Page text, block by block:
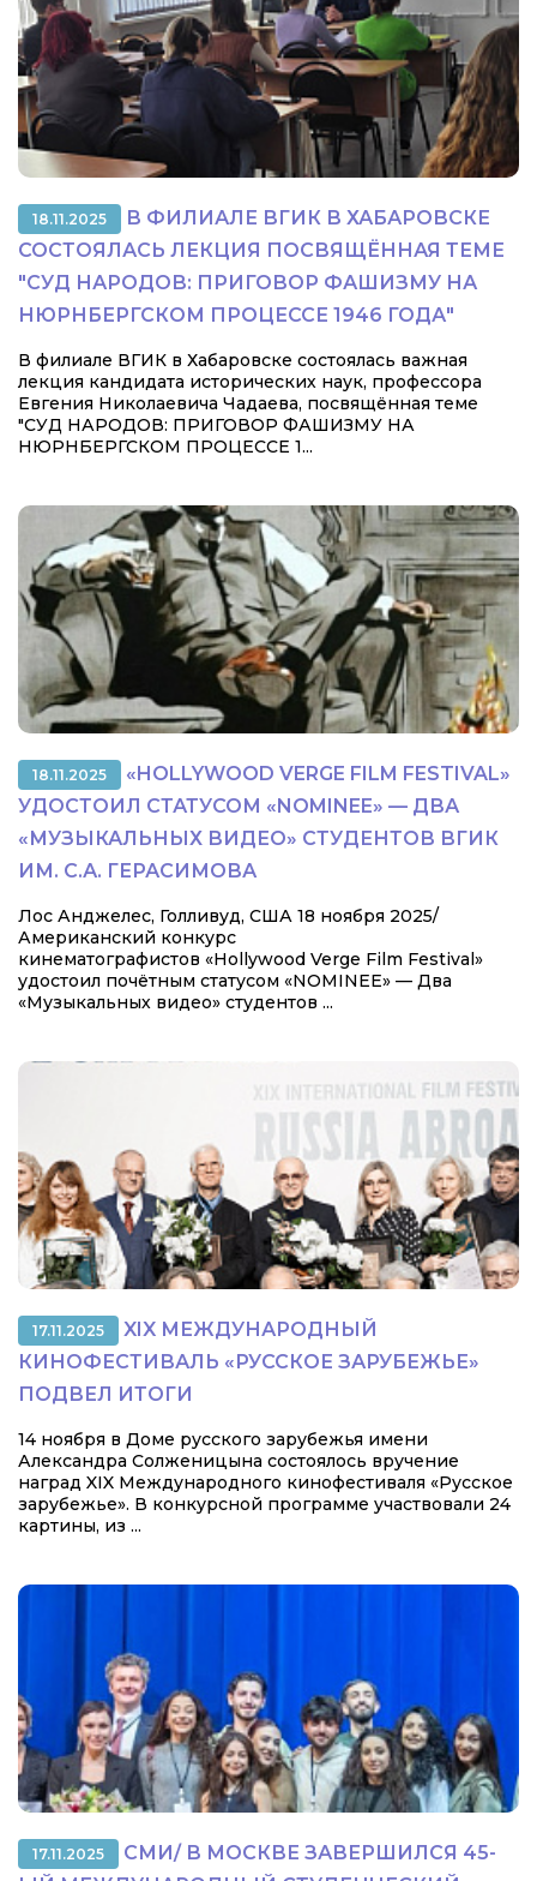
18.11.2025
В ФИЛИАЛЕ ВГИК В ХАБАРОВСКЕ
СОСТОЯЛАСЬ ЛЕКЦИЯ ПОСВЯЩЁННАЯ ТЕМЕ
"СУД НАРОДОВ: ПРИГОВОР ФАШИЗМУ НА
НЮРНБЕРГСКОМ ПРОЦЕССЕ 1946 ГОДА"
В филиале ВГИК в Хабаровске состоялась важная
лекция кандидата исторических наук, профессора
Евгения Николаевича Чадаева, посвящённая теме
"СУД НАРОДОВ: ПРИГОВОР ФАШИЗМУ НА
НЮРНБЕРГСКОМ ПРОЦЕССЕ 1...
18.11.2025
«HOLLYWOOD VERGE FILM FESTIVAL»
УДОСТОИЛ СТАТУСОМ «NOMINEE» — ДВА
«МУЗЫКАЛЬНЫХ ВИДЕО» СТУДЕНТОВ ВГИК
ИМ. С.А. ГЕРАСИМОВА
Лос Анджелес, Голливуд, США 18 ноября 2025/
Американский конкурс
кинематографистов «Hollywood Verge Film Festival»
удостоил почётным статусом «NOMINEE» — Два
«Музыкальных видео» студентов ...
17.11.2025
XIX МЕЖДУНАРОДНЫЙ
КИНОФЕСТИВАЛЬ «РУССКОЕ ЗАРУБЕЖЬЕ»
ПОДВЕЛ ИТОГИ
14 ноября в Доме русского зарубежья имени
Александра Солженицына состоялось вручение
наград XIX Международного кинофестиваля «Русское
зарубежье». В конкурсной программе участвовали 24
картины, из ...
17.11.2025
СМИ/ В МОСКВЕ ЗАВЕРШИЛСЯ 45-